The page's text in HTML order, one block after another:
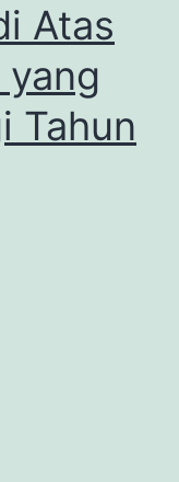
Atas
Tahun